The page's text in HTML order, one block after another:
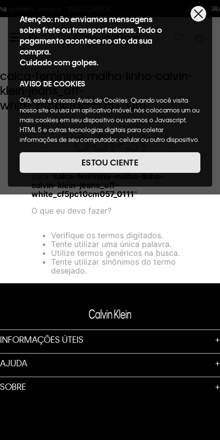
Frete GRÁTIS nas compras acima
Atenção: não enviamos mensagens
sobre frete ou transportadoras. Todo o
pagamento acontece no ato da sua
compra.
Cuidado com golpes.
AVISO DE COOKIES
Olá, este é o nosso Aviso de Cookies. Quando você visita
nosso site ou usa um aplicativo móvel, nós colocamos um ou
mais cookies em seu dispositivo ou usamos o Javascript,
HTML 5 e outras tecnologias digitais para coletar
informações de seu computador, celular ou outro dispositivo.
de cookies, informaremos quais cookies usaremos e quais
suas funções. A forma como processamos os dados
nosso Aviso de Privacidade. Quando você visita nosso site,
consideraremos isso como sua solicitação específica para
fornecer a você toda a funcionalidade do site, incluindo,
entre outros, a capacidade de comprar um item em nossa
Cookies acesse o link.
ESTOU CIENTE
calca-feminina-malha-linho-calvin-
klein-jeans_off-
white_cf5pc10cm057_0111
OOPS!
Não encontramos nenhum resultado
calvin-klein-jeans_off-
white_cf5pc10cm057_0111"
O que eu devo fazer?
Verifique os termos digitados.
Tente utilizar uma única palavra.
Utilize termos genéricos na busca.
Tente utilizar sinônimos do termo
desejado.
INFORMAÇÕES ÚTEIS +
AJUDA +
SOBRE +